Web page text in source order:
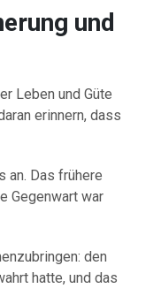
und
Leben und Güte
erinnern, dass
an. Das frühere
Gegenwart war
den
hatte, und das